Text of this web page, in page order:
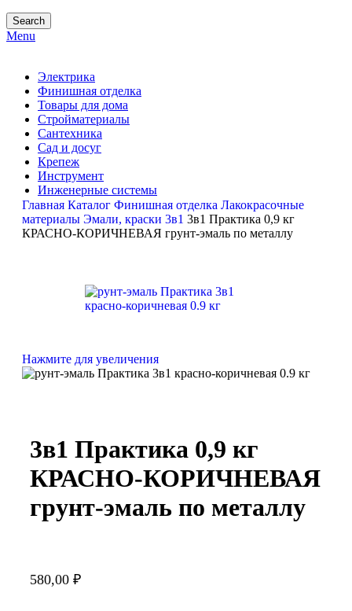
Search
Menu
Электрика
Финишная отделка
Товары для дома
Стройматериалы
Сантехника
Сад и досуг
Крепеж
Инструмент
Инженерные системы
Главная Каталог Финишная отделка Лакокрасочные
материалы Эмали, краски 3в1 3в1 Практика 0,9 кг
КРАСНО-КОРИЧНЕВАЯ грунт-эмаль по металлу
Нажмите для увеличения
3в1 Практика 0,9 кг
КРАСНО-КОРИЧНЕВАЯ
грунт-эмаль по металлу
580,00 ₽